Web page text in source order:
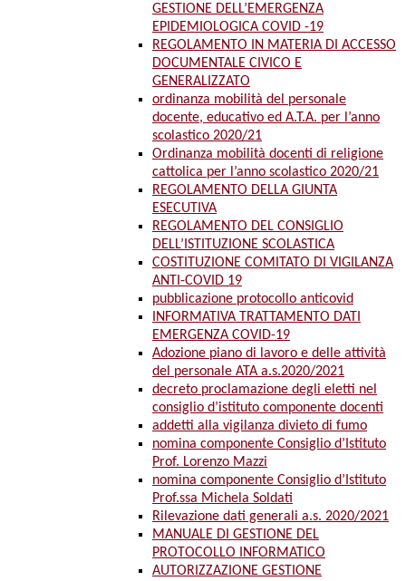
GESTIONE DELL’EMERGENZA
EPIDEMIOLOGICA COVID -19
REGOLAMENTO IN MATERIA DI ACCESSO
DOCUMENTALE CIVICO E
GENERALIZZATO
ordinanza mobilità del personale
docente, educativo ed A.T.A. per l’anno
scolastico 2020/21
Ordinanza mobilità docenti di religione
cattolica per l’anno scolastico 2020/21
REGOLAMENTO DELLA GIUNTA
ESECUTIVA
REGOLAMENTO DEL CONSIGLIO
DELL’ISTITUZIONE SCOLASTICA
COSTITUZIONE COMITATO DI VIGILANZA
ANTI-COVID 19
pubblicazione protocollo anticovid
INFORMATIVA TRATTAMENTO DATI
EMERGENZA COVID-19
Adozione piano di lavoro e delle attività
del personale ATA a.s.2020/2021
decreto proclamazione degli eletti nel
consiglio d’istituto componente docenti
addetti alla vigilanza divieto di fumo
nomina componente Consiglio d’Istituto
Prof. Lorenzo Mazzi
nomina componente Consiglio d’Istituto
Prof.ssa Michela Soldati
Rilevazione dati generali a.s. 2020/2021
MANUALE DI GESTIONE DEL
PROTOCOLLO INFORMATICO
AUTORIZZAZIONE GESTIONE